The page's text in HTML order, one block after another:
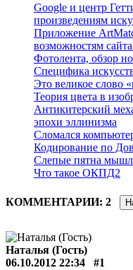
Google и центр
произведениям
Приложение
возможностям
Фотолента, обзор
Специфика
Это великое слово
Теория цвета в
Антикитерский
эпохи эллинизма
Сломался
Кодирование по
Слепые пятна
Что такое ОКПД2
КОММЕНТАРИИ: 2
Наталья (Гость)
06.10.2012 22:34
#1